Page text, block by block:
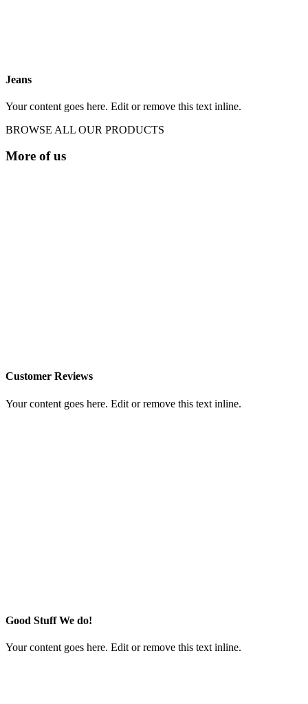
Jeans
Your content goes here. Edit or remove this text inline.
BROWSE ALL OUR PRODUCTS
More of us
Customer Reviews
Your content goes here. Edit or remove this text inline.
Good Stuff We do!
Your content goes here. Edit or remove this text inline.